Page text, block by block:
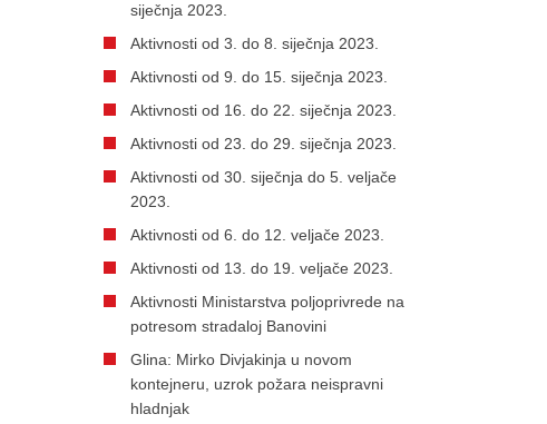
siječnja 2023.
Aktivnosti od 3. do 8. siječnja 2023.
Aktivnosti od 9. do 15. siječnja 2023.
Aktivnosti od 16. do 22. siječnja 2023.
Aktivnosti od 23. do 29. siječnja 2023.
Aktivnosti od 30. siječnja do 5. veljače
2023.
Aktivnosti od 6. do 12. veljače 2023.
Aktivnosti od 13. do 19. veljače 2023.
Aktivnosti Ministarstva poljoprivrede na
potresom stradaloj Banovini
Glina: Mirko Divjakinja u novom
kontejneru, uzrok požara neispravni
hladnjak